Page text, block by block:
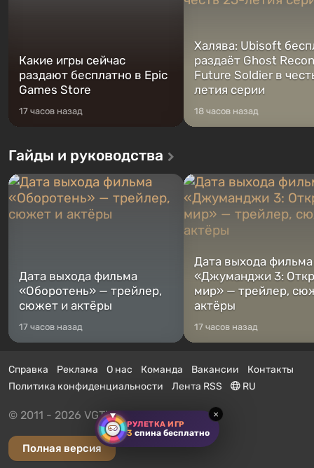
РУЛЕТКА ИГР
3 спина бесплатно
×
Какие игры сейчас
раздают бесплатно в Epic
Games Store
17 часов назад
Халява: Ubisoft
раздаёт Ghost
Future Soldier в
летия серии
18 часов назад
Гайды и руководства
Дата выхода фильма
«Оборотень» — трейлер,
сюжет и актёры
17 часов назад
Дата выхода фильма
«Джуманджи 3:
мир» — трейлер,
актёры
17 часов назад
Справка Реклама О нас Команда Вакансии
Контакты
Политика конфиденциальности
Лента RSS RU
© 2011 - 2026 VGTimes
Полная версия